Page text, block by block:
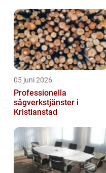
cuphelger
05 juni 2026
Professionella
sågverkstjänster i
Kristianstad